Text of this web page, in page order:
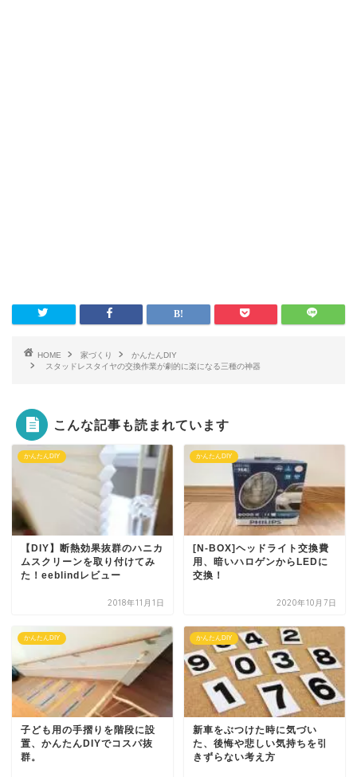
HOME 家づくり
かんたんDIY
スタッドレスタイヤの交換作業が劇的に楽になる三種の神器
こんな記事も読まれています
かんたんDIY
【DIY】断熱効果抜群のハニカ
ムスクリーンを取り付けてみ
た！eeblindレビュー
2018年11月1日
かんたんDIY
[N-BOX]ヘッドライト交換費
用、暗いハロゲンからLEDに
交換！
2020年10月7日
かんたんDIY
子ども用の手摺りを階段に設
置、かんたんDIYでコスパ抜
群。
かんたんDIY
新車をぶつけた時に気づい
た、後悔や悲しい気持ちを引
きずらない考え方